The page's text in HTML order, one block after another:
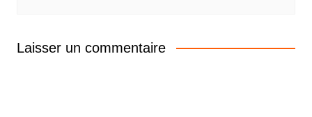
Laisser un commentaire